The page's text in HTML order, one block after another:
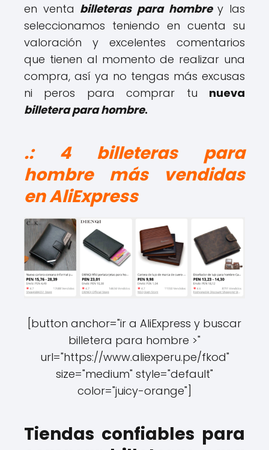
en venta billeteras para hombrey las
seleccionamos teniendo en cuenta su
valoración y excelentes comentarios
que tienen al momento de realizar una
compra, así ya no tengas más excusas
ni peros para comprar tu nueva
billetera para hombre.
.: 4 billeteras para
hombre más vendidas
en AliExpress
[button anchor="ir a AliExpress y buscar
billetera para hombre >"
url="https://www.aliexperu.pe/fkod"
size="medium" style="default"
color="juicy-orange"]
Tiendas confiables para